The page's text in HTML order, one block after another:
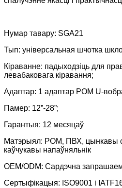
Нумар тавару: SGA21
Тып: універсальная шчотка
Кіраванне: падыходзіць для
левабаковага кіравання;
Адаптар: 1 адаптар POM U-
Памер: 12”-28”;
Гарантыя: 12 месяцаў
Матэрыял: POM, ПВХ, цынкавы
каўчукавы напаўняльнік
OEM/ODM: Сардэчна
Сертыфікацыя: ISO9001 і